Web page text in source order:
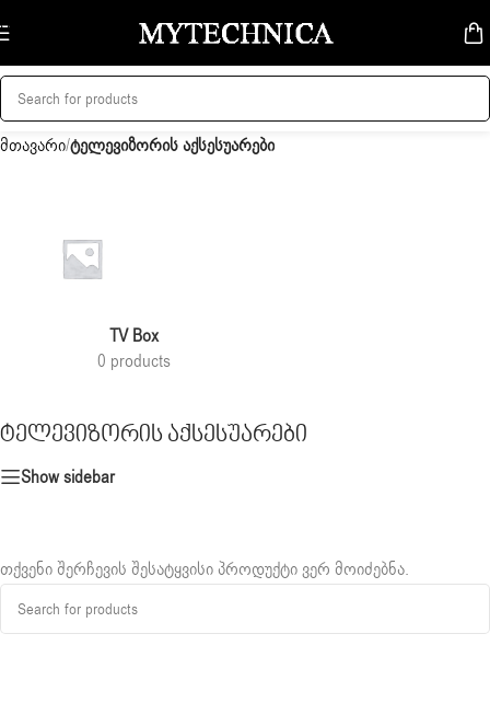
Skip to navigation
Skip to main content
მთავარი/ტელევიზორის აქსესუარები
TV Box
0 products
ტელევიზორის აქსესუარები
Show sidebar
თქვენი შერჩევის შესატყვისი პროდუქტი ვერ მოიძებნა.